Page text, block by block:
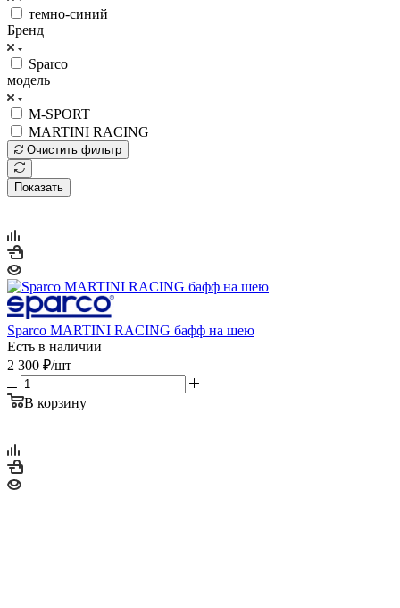
темно-синий
Бренд
Sparco
модель
M-SPORT
MARTINI RACING
Очистить фильтр
Показать
Sparco MARTINI RACING бафф на шею
Есть в наличии
2 300 ₽/шт
В корзину